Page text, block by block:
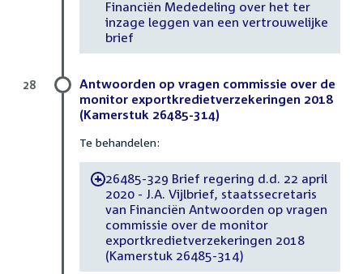
Financiën Mededeling over het ter
inzage leggen van een vertrouwelijke
brief
Antwoorden op vragen commissie over de
monitor exportkredietverzekeringen 2018
(Kamerstuk 26485-314)
Te behandelen:
-26485-329 Brief regering d.d. 22 april
2020 - J.A. Vijlbrief, staatssecretaris
van Financiën Antwoorden op vragen
commissie over de monitor
exportkredietverzekeringen 2018
(Kamerstuk 26485-314)
28